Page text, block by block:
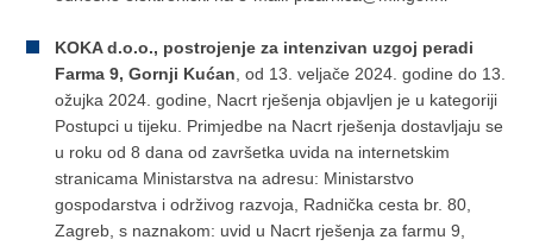
KOKA d.o.o., postrojenje za intenzivan uzgoj peradi
Farma 9, Gornji Kućan , od 13. veljače 2024. godine do 13.
ožujka 2024. godine, Nacrt rješenja objavljen je u kategoriji
Postupci u tijeku. Primjedbe na Nacrt rješenja dostavljaju se
u roku od 8 dana od završetka uvida na internetskim
stranicama Ministarstva na adresu: Ministarstvo
gospodarstva i održivog razvoja, Radnička cesta br. 80,
Zagreb, s naznakom: uvid u Nacrt rješenja za farmu 9,